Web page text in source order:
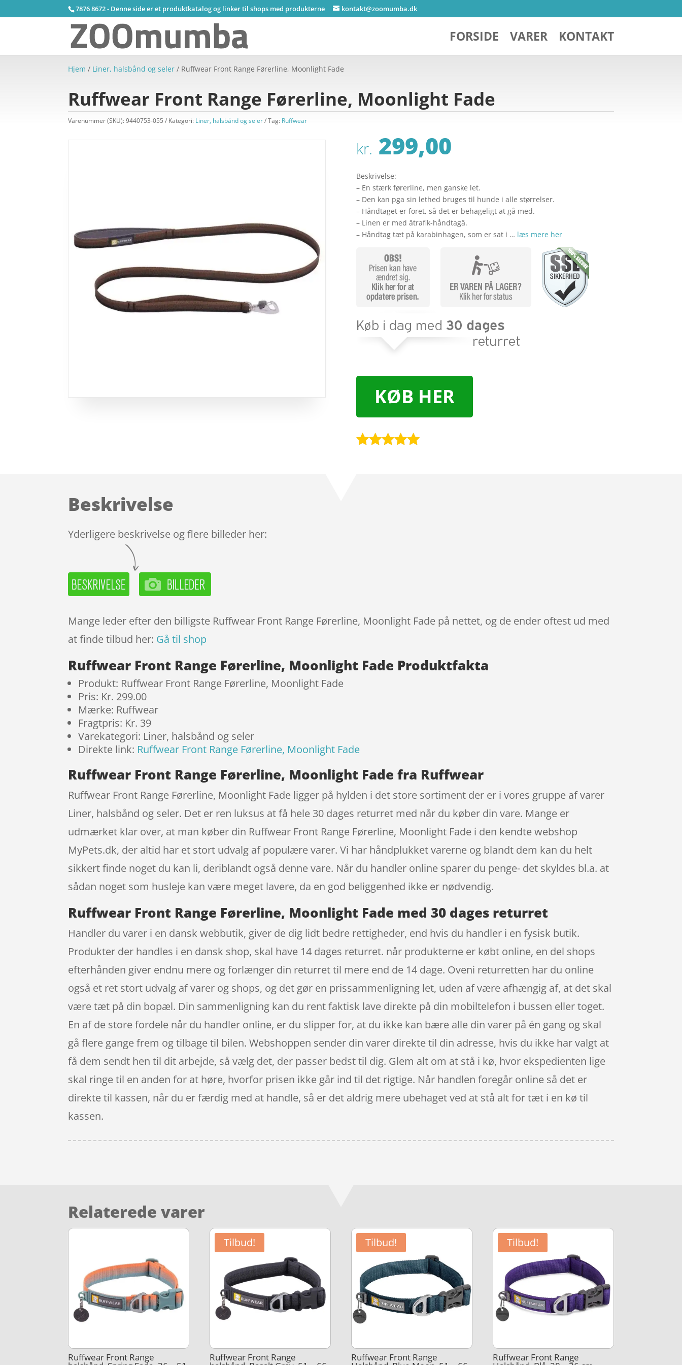
7876 8672 - Denne side er et produktkatalog og linker til shops med produkterne kontakt@zoomumba.dk
FORSIDE VARER KONTAKT
Hjem / Liner, halsbånd og seler / Ruffwear Front Range Førerline, Moonlight Fade
Ruffwear Front Range Førerline, Moonlight Fade
Varenummer (SKU):9440753-055 Kategori: Liner, halsbånd og seler Tag: Ruffwear
kr. 299,00
Beskrivelse:
– En stærk førerline, men ganske let.
– Den kan pga sin lethed bruges til hunde i alle størrelser.
– Håndtaget er foret, så det er behageligt at gå med.
– Linen er med âtrafik-håndtagâ.
– Håndtag tæt på karabinhagen, som er sat i … læs mere her
KØB HER
Beskrivelse
Yderligere beskrivelse og flere billeder her:
Mange leder efter den billigste Ruffwear Front Range Førerline, Moonlight Fade på nettet, og de ender oftest ud med
at finde tilbud her: Gå til shop
Ruffwear Front Range Førerline, Moonlight Fade Produktfakta
Produkt: Ruffwear Front Range Førerline, Moonlight Fade
Pris: Kr. 299.00
Mærke: Ruffwear
Fragtpris: Kr. 39
Varekategori: Liner, halsbånd og seler
Direkte link: Ruffwear Front Range Førerline, Moonlight Fade
Ruffwear Front Range Førerline, Moonlight Fade fra Ruffwear
Ruffwear Front Range Førerline, Moonlight Fade ligger på hylden i det store sortiment der er i vores gruppe af varer
Liner, halsbånd og seler. Det er ren luksus at få hele 30 dages returret med når du køber din vare. Mange er
udmærket klar over, at man køber din Ruffwear Front Range Førerline, Moonlight Fade i den kendte webshop
MyPets.dk, der altid har et stort udvalg af populære varer. Vi har håndplukket varerne og blandt dem kan du helt
sikkert finde noget du kan li, deriblandt også denne vare. Når du handler online sparer du penge- det skyldes bl.a. at
sådan noget som husleje kan være meget lavere, da en god beliggenhed ikke er nødvendig.
Ruffwear Front Range Førerline, Moonlight Fade med 30 dages returret
Handler du varer i en dansk webbutik, giver de dig lidt bedre rettigheder, end hvis du handler i en fysisk butik.
Produkter der handles i en dansk shop, skal have 14 dages returret. når produkterne er købt online, en del shops
efterhånden giver endnu mere og forlænger din returret til mere end de 14 dage. Oveni returretten har du online
også et ret stort udvalg af varer og shops, og det gør en prissammenligning let, uden af være afhængig af, at det skal
være tæt på din bopæl. Din sammenligning kan du rent faktisk lave direkte på din mobiltelefon i bussen eller toget.
En af de store fordele når du handler online, er du slipper for, at du ikke kan bære alle din varer på én gang og skal
gå flere gange frem og tilbage til bilen. Webshoppen sender din varer direkte til din adresse, hvis du ikke har valgt at
få dem sendt hen til dit arbejde, så vælg det, der passer bedst til dig. Glem alt om at stå i kø, hvor ekspedienten lige
skal ringe til en anden for at høre, hvorfor prisen ikke går ind til det rigtige. Når handlen foregår online så det er
direkte til kassen, når du er færdig med at handle, så er det aldrig mere ubehaget ved at stå alt for tæt i en kø til
kassen.
Relaterede varer
Ruffwear Front Range
Tilbud!
Ruffwear Front Range
Tilbud!
Ruffwear Front Range
Tilbud!
Ruffwear Front Range